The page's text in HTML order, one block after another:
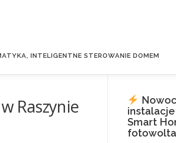
INTELIGENTNE STEROWANIE DOMEM
Raszynie
Smart